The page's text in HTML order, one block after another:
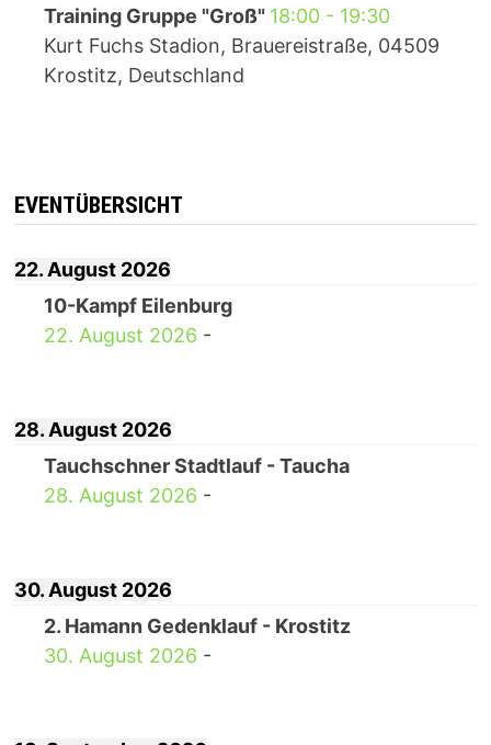
Training Gruppe "Groß" 18:00- 19:30
Kurt Fuchs Stadion, Brauereistraße, 04509
Krostitz, Deutschland
EVENTÜBERSICHT
22. August 2026
10-Kampf Eilenburg
22. August 2026 -
28. August 2026
Tauchschner Stadtlauf - Taucha
28. August 2026 -
30. August 2026
2. Hamann Gedenklauf - Krostitz
30. August 2026 -